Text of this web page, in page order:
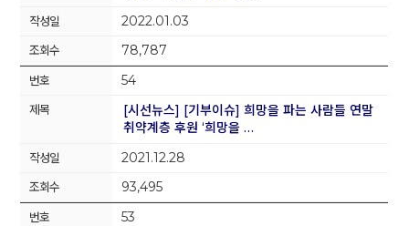
2022.01.03
78,787
54
[시선뉴스] [기부이슈] 희망을 파는 사람들 연말
취약계층 후원 ‘희망을 …
2021.12.28
93,495
53